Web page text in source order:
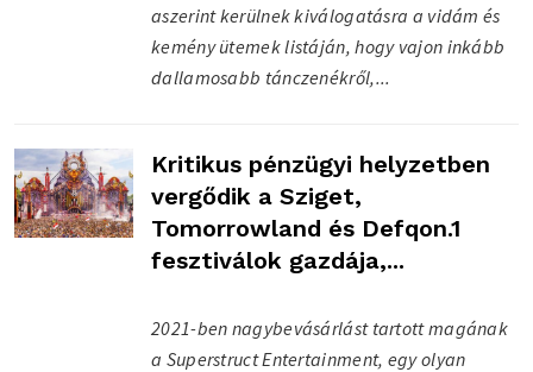
aszerint kerülnek kiválogatásra a vidám és
kemény ütemek listáján, hogy vajon inkább
dallamosabb tánczenékről,...
Kritikus pénzügyi helyzetben
vergődik a Sziget,
Tomorrowland és Defqon.1
fesztiválok gazdája,...
2021-ben nagybevásárlást tartott magának
a Superstruct Entertainment, egy olyan